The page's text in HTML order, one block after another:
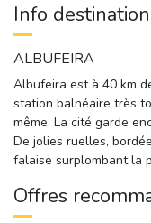
Info destination
ALBUFEIRA
Albufeira est à 40 km
station balnéaire très
même. La cité garde
De jolies ruelles,
falaise surplombant la
Offres